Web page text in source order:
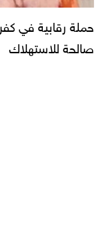
صالحة للاستهلاك